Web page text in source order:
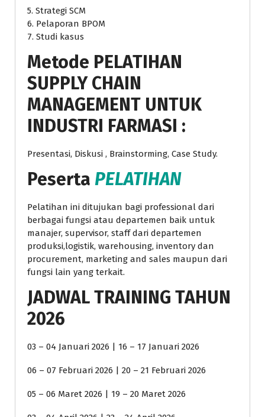
5. Strategi SCM
6. Pelaporan BPOM
7. Studi kasus
Metode PELATIHAN
SUPPLY CHAIN
MANAGEMENT UNTUK
INDUSTRI FARMASI :
Presentasi, Diskusi , Brainstorming, Case Study.
Peserta PELATIHAN
Pelatihan ini ditujukan bagi professional dari
berbagai fungsi atau departemen baik untuk
manajer, supervisor, staff dari departemen
produksi,logistik, warehousing, inventory dan
procurement, marketing and sales maupun dari
fungsi lain yang terkait.
JADWAL TRAINING TAHUN
2026
03 – 04 Januari 2026 | 16 – 17 Januari 2026
06 – 07 Februari 2026 | 20 – 21 Februari 2026
05 – 06 Maret 2026 | 19 – 20 Maret 2026